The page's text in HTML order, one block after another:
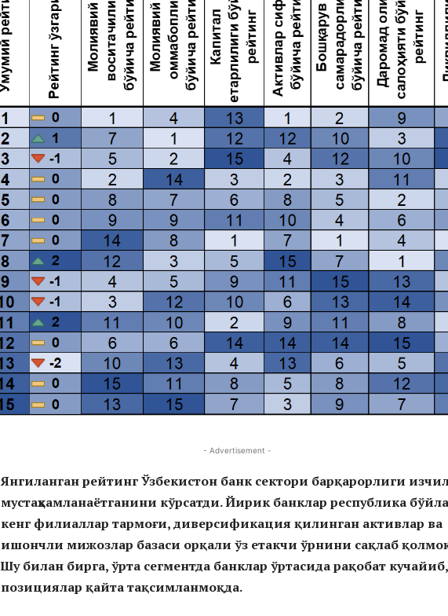
- Advertisement -
Янгиланган рейтинг Ўзбекистон банк сектори барқарорлиги
мустаҳкамланаётганини кўрсатди. Йирик банклар республика
кенг филиаллар тармоғи, диверсификация қилинган активлар ва
ишончли мижозлар базаси орқали ўз етакчи ўрнини сақлаб
Шу билан бирга, ўрта сегментда банклар ўртасида рақобат кучайиб,
позициялар қайта тақсимланмоқда.